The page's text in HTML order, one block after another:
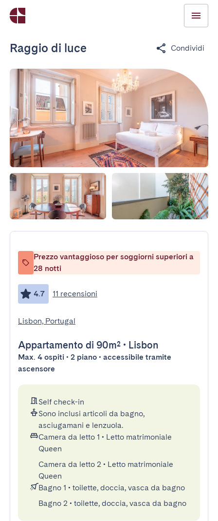
Raggio di luce Condividi
Prezzo vantaggioso per soggiorni superiori a
28 notti
4.7 11 recensioni
Lisbon, Portugal
Appartamento di 90m² • Lisbon
Max. 4 ospiti • 2 piano • accessibile tramite
ascensore
Self check-in
Sono inclusi articoli da bagno,
asciugamani e lenzuola.
Camera da letto 1 • Letto matrimoniale
Queen
Camera da letto 2 • Letto matrimoniale
Queen
Bagno 1 • toilette, doccia, vasca da bagno
Bagno 2 • toilette, doccia, vasca da bagno